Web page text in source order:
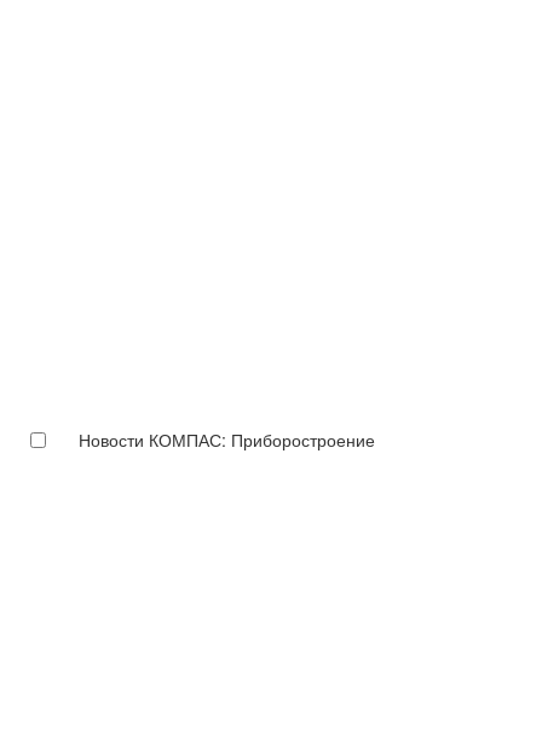
Новости КОМПАС: Приборостроение